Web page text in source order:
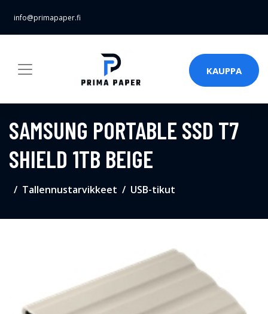
info@primapaper.fi
KAUPPA
SAMSUNG PORTABLE SSD T7
SHIELD 1TB BEIGE
Tallennustarvikkeet USB-tikut